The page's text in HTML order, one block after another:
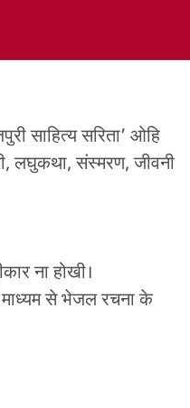
साहित्य सरिता’ ओहि
लघुकथा, संस्मरण, जीवनी
ना होखी।
से भेजल रचना के